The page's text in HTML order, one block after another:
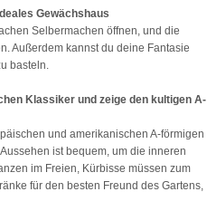
Gewächshaus
Selbermachen öffnen, und die
Außerdem kannst du deine Fantasie
basteln.
Klassiker und zeige den kultigen A-
und amerikanischen A-förmigen
ist bequem, um die inneren
im Freien, Kürbisse müssen zum
für den besten Freund des Gartens,